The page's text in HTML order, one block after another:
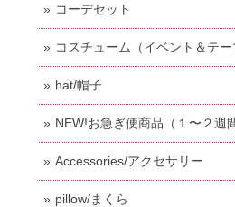
コーデセット
コスチューム（イベント＆テー
hat/帽子
NEW!お急ぎ便商品（１〜２週
Accessories/アクセサリー
pillow/まくら